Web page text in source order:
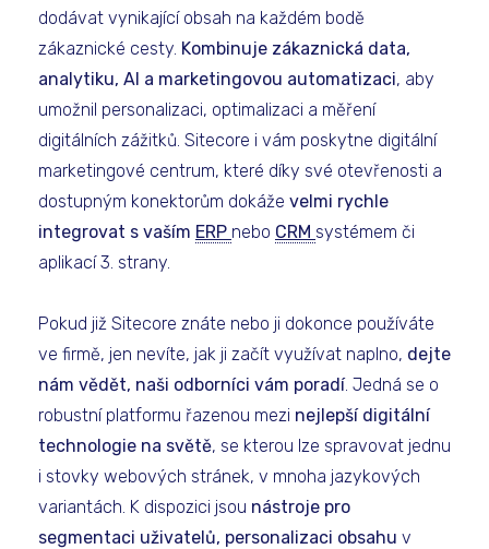
dodávat vynikající obsah na každém bodě
zákaznické cesty. Kombinuje zákaznická data,
analytiku, AI a marketingovou automatizaci, aby
umožnil personalizaci, optimalizaci a měření
digitálních zážitků. Sitecore i vám poskytne digitální
marketingové centrum, které díky své otevřenosti a
dostupným konektorům dokáže velmi rychle
integrovat s vaším ERP nebo CRM systémem či
aplikací 3. strany.
Pokud již Sitecore znáte nebo ji dokonce používáte
ve firmě, jen nevíte, jak ji začít využívat naplno, dejte
nám vědět, naši odborníci vám poradí. Jedná se o
robustní platformu řazenou mezi nejlepší digitální
technologie na světě, se kterou lze spravovat jednu
i stovky webových stránek, v mnoha jazykových
variantách. K dispozici jsou nástroje pro
segmentaci uživatelů, personalizaci obsahu v